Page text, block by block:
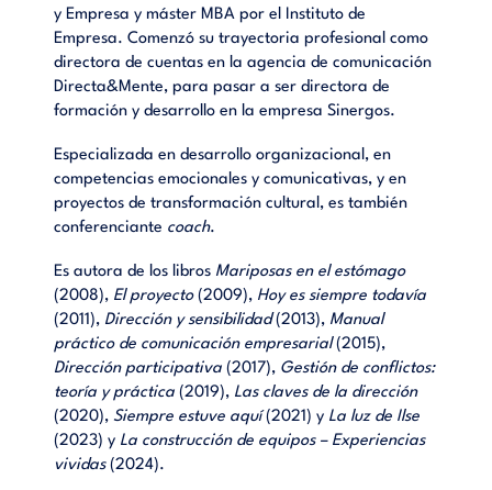
y Empresa y máster MBA por el Instituto de
Empresa. Comenzó su trayectoria profesional como
directora de cuentas en la agencia de comunicación
Directa&Mente, para pasar a ser directora de
formación y desarrollo en la empresa Sinergos.
Especializada en desarrollo organizacional, en
competencias emocionales y comunicativas, y en
proyectos de transformación cultural, es también
conferenciante coach.
Es autora de los libros Mariposas en el estómago
(2008), El proyecto(2009), Hoy es siempre todavía
(2011), Dirección y sensibilidad(2013), Manual
práctico de comunicación empresarial(2015),
Dirección participativa (2017), Gestión de conflictos:
teoría y práctica(2019), Las claves de la dirección
(2020),Siempre estuve aquí(2021) y La luz de Ilse
(2023) y La construcción de equipos – Experiencias
vividas(2024).